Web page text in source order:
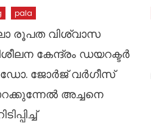
pala
രൂപത വിശ്വാസ
കേന്ദ്രം ഡയറക്ടര്‍
ജോര്‍ജ് വര്‍ഗീസ്
അച്ചനെ